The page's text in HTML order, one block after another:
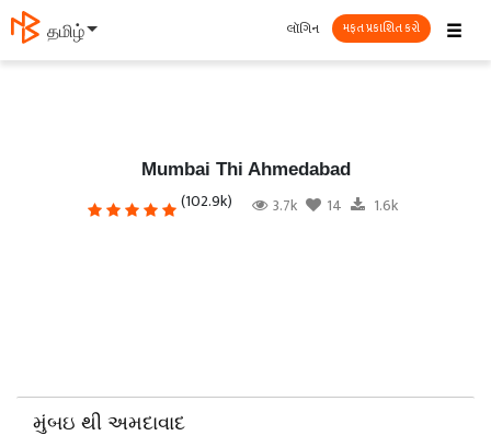
தமிழ் ☰
લૉગિન મફત પ્રકાશિત કરો
Mumbai Thi Ahmedabad
(102.9k) 3.7k 14 1.6k
મુંબઇ થી અમદાવાદ